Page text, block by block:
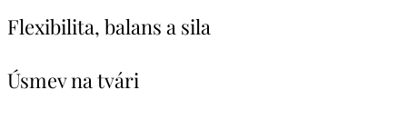
Flexibilita, balans a sila
Úsmev na tvári